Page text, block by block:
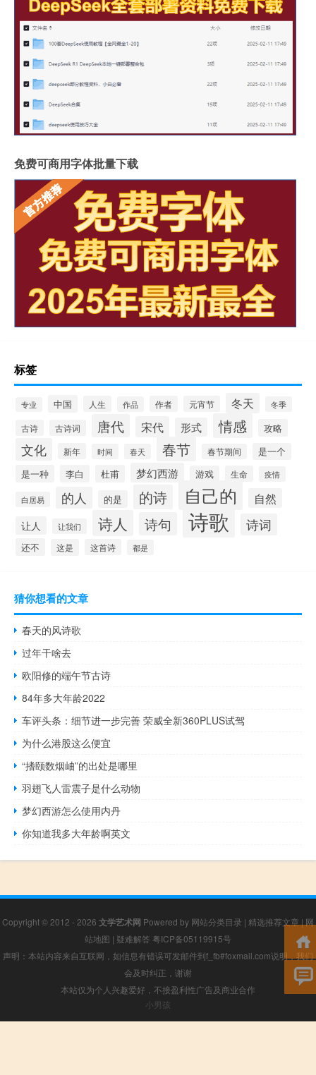
免费可商用字体批量下载
标签
专业 中国 人生 作品 作者 元宵节 冬天 冬季
古诗 古诗词 唐代 宋代 形式 情感 攻略
文化 新年 时间 春天 春节 春节期间 是一个
是一种 李白 杜甫 梦幻西游 游戏 生命 疫情
白居易 的人 的是 的诗 自己的 自然
让人 让我们 诗人 诗句 诗歌 诗词
还不 这是 这首诗 都是
猜你想看的文章
春天的风诗歌
过年干啥去
欧阳修的端午节古诗
84年多大年龄2022
车评头条：细节进一步完善 荣威全新360PLUS试驾
为什么港股这么便宜
“搘颐数烟岫”的出处是哪里
羽翅飞人雷震子是什么动物
梦幻西游怎么使用内丹
你知道我多大年龄啊英文
Copyright © 2012 - 2026 文学艺术网 Powered by 网站分类目录 | 精选推荐文章 | 网
站地图 | 疑难解答 粤ICP备05119915号
声明：本站内容来自互联网，如信息有错误可发邮件到f_fb#foxmail.com说明，我们
会及时纠正，谢谢
本站仅为个人兴趣爱好，不接盈利性广告及商业合作
小男孩